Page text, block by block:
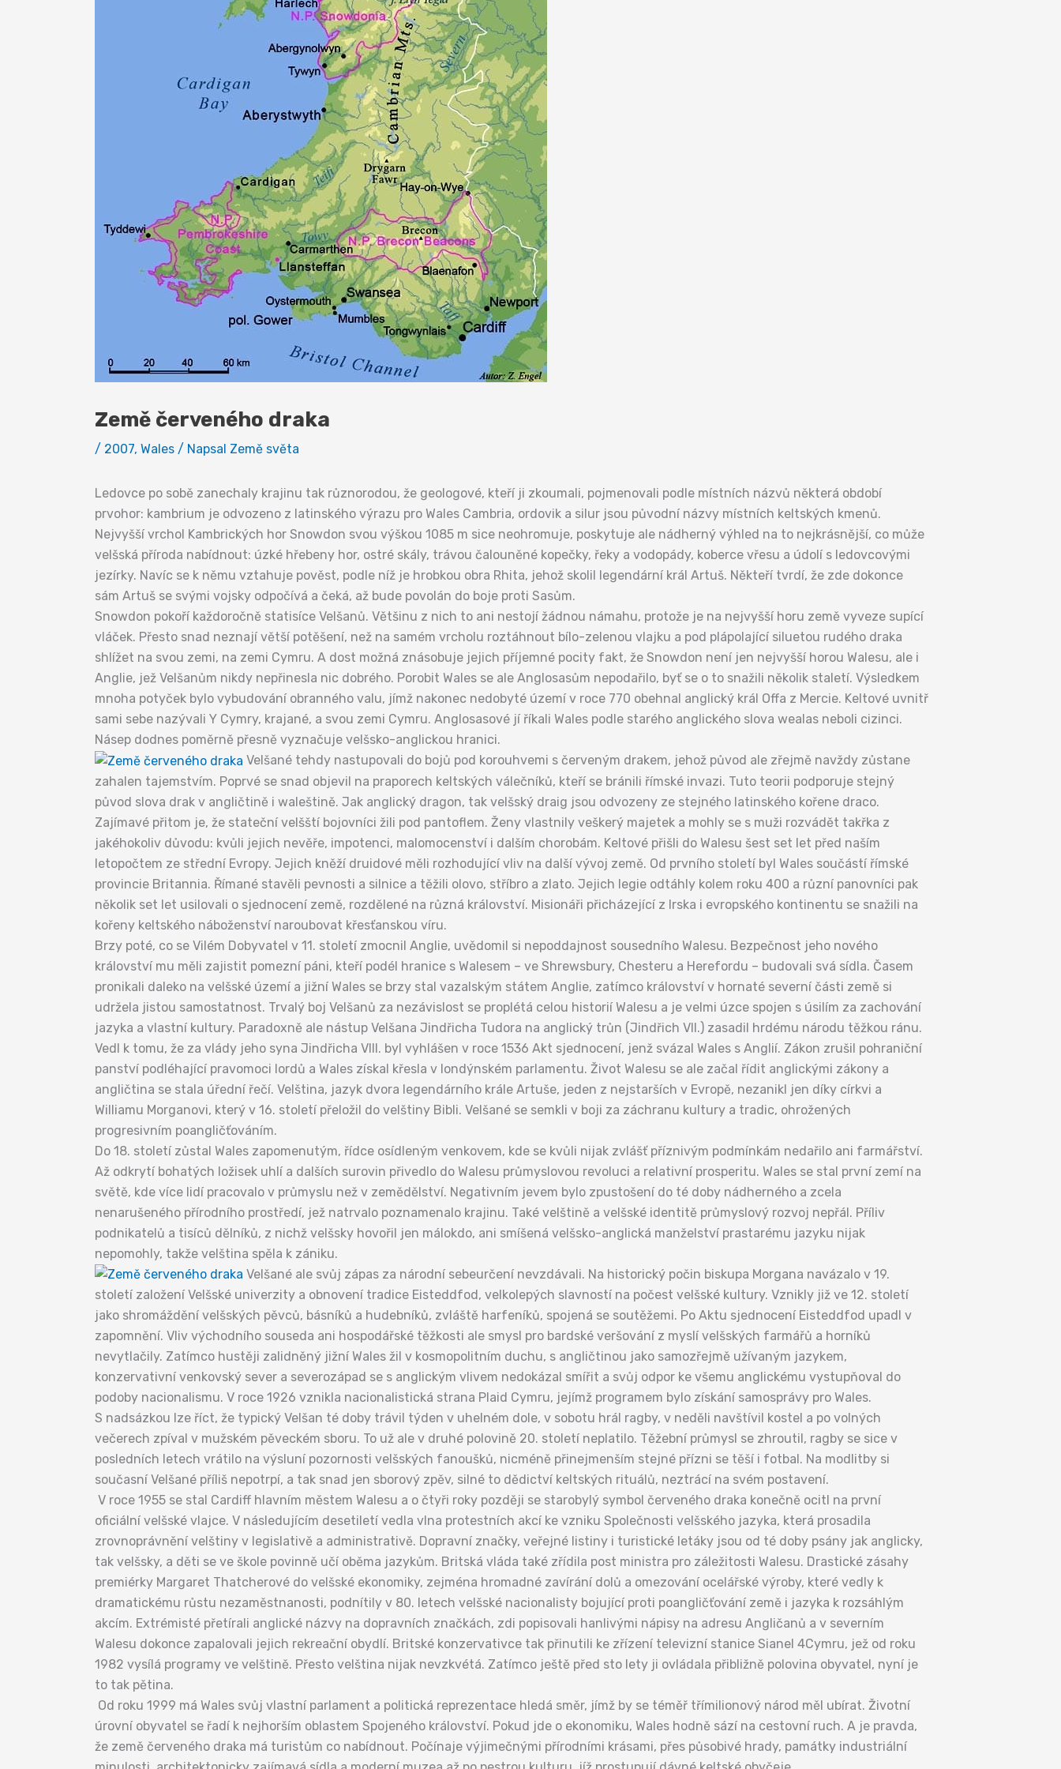
Země červeného draka
/ 2007, Wales / Napsal Země světa
Ledovce po sobě zanechaly krajinu tak různorodou, že geologové, kteří ji zkoumali, pojmenovali podle místních názvů některá období
prvohor: kambrium je odvozeno z latinského výrazu pro Wales Cambria, ordovik a silur jsou původní názvy místních keltských kmenů.
Nejvyšší vrchol Kambrických hor Snowdon svou výškou 1085 m sice neohromuje, poskytuje ale nádherný výhled na to nejkrásnější, co může
velšská příroda nabídnout: úzké hřebeny hor, ostré skály, trávou čalouněné kopečky, řeky a vodopády, koberce vřesu a údolí s ledovcovými
jezírky. Navíc se k němu vztahuje pověst, podle níž je hrobkou obra Rhita, jehož skolil legendární král Artuš. Někteří tvrdí, že zde dokonce
sám Artuš se svými vojsky odpočívá a čeká, až bude povolán do boje proti Sasům.
Snowdon pokoří každoročně statisíce Velšanů. Většinu z nich to ani nestojí žádnou námahu, protože je na nejvyšší horu země vyveze supící
vláček. Přesto snad neznají větší potěšení, než na samém vrcholu roztáhnout bílo-zelenou vlajku a pod plápolající siluetou rudého draka
shlížet na svou zemi, na zemi Cymru. A dost možná znásobuje jejich příjemné pocity fakt, že Snowdon není jen nejvyšší horou Walesu, ale i
Anglie, jež Velšanům nikdy nepřinesla nic dobrého. Porobit Wales se ale Anglosasům nepodařilo, byť se o to snažili několik staletí. Výsledkem
mnoha potyček bylo vybudování obranného valu, jímž nakonec nedobyté území v roce 770 obehnal anglický král Offa z Mercie. Keltové uvnitř
sami sebe nazývali Y Cymry, krajané, a svou zemi Cymru. Anglosasové jí říkali Wales podle starého anglického slova wealas neboli cizinci.
Násep dodnes poměrně přesně vyznačuje velšsko-anglickou hranici.
Velšané tehdy nastupovali do bojů pod korouhvemi s červeným drakem, jehož původ ale zřejmě navždy zůstane
zahalen tajemstvím. Poprvé se snad objevil na praporech keltských válečníků, kteří se bránili římské invazi. Tuto teorii podporuje stejný
původ slova drak v angličtině i waleštině. Jak anglický dragon, tak velšský draig jsou odvozeny ze stejného latinského kořene draco.
Zajímavé přitom je, že stateční velšští bojovníci žili pod pantoflem. Ženy vlastnily veškerý majetek a mohly se s muži rozvádět takřka z
jakéhokoliv důvodu: kvůli jejich nevěře, impotenci, malomocenství i dalším chorobám. Keltové přišli do Walesu šest set let před naším
letopočtem ze střední Evropy. Jejich kněží druidové měli rozhodující vliv na další vývoj země. Od prvního století byl Wales součástí římské
provincie Britannia. Římané stavěli pevnosti a silnice a těžili olovo, stříbro a zlato. Jejich legie odtáhly kolem roku 400 a různí panovníci pak
několik set let usilovali o sjednocení země, rozdělené na různá království. Misionáři přicházející z Irska i evropského kontinentu se snažili na
kořeny keltského náboženství naroubovat křesťanskou víru.
Brzy poté, co se Vilém Dobyvatel v 11. století zmocnil Anglie, uvědomil si nepoddajnost sousedního Walesu. Bezpečnost jeho nového
království mu měli zajistit pomezní páni, kteří podél hranice s Walesem – ve Shrewsbury, Chesteru a Herefordu – budovali svá sídla. Časem
pronikali daleko na velšské území a jižní Wales se brzy stal vazalským státem Anglie, zatímco království v hornaté severní části země si
udržela jistou samostatnost. Trvalý boj Velšanů za nezávislost se proplétá celou historií Walesu a je velmi úzce spojen s úsilím za zachování
jazyka a vlastní kultury. Paradoxně ale nástup Velšana Jindřicha Tudora na anglický trůn (Jindřich VII.) zasadil hrdému národu těžkou ránu.
Vedl k tomu, že za vlády jeho syna Jindřicha VIII. byl vyhlášen v roce 1536 Akt sjednocení, jenž svázal Wales s Anglií. Zákon zrušil pohraniční
panství podléhající pravomoci lordů a Wales získal křesla v londýnském parlamentu. Život Walesu se ale začal řídit anglickými zákony a
angličtina se stala úřední řečí. Velština, jazyk dvora legendárního krále Artuše, jeden z nejstarších v Evropě, nezanikl jen díky církvi a
Williamu Morganovi, který v 16. století přeložil do velštiny Bibli. Velšané se semkli v boji za záchranu kultury a tradic, ohrožených
progresivním poangličťováním.
Do 18. století zůstal Wales zapomenutým, řídce osídleným venkovem, kde se kvůli nijak zvlášť příznivým podmínkám nedařilo ani farmářství.
Až odkrytí bohatých ložisek uhlí a dalších surovin přivedlo do Walesu průmyslovou revoluci a relativní prosperitu. Wales se stal první zemí na
světě, kde více lidí pracovalo v průmyslu než v zemědělství. Negativním jevem bylo zpustošení do té doby nádherného a zcela
nenarušeného přírodního prostředí, jež natrvalo poznamenalo krajinu. Také velštině a velšské identitě průmyslový rozvoj nepřál. Příliv
podnikatelů a tisíců dělníků, z nichž velšsky hovořil jen málokdo, ani smíšená velšsko-anglická manželství prastarému jazyku nijak
nepomohly, takže velština spěla k zániku.
Velšané ale svůj zápas za národní sebeurčení nevzdávali. Na historický počin biskupa Morgana navázalo v 19.
století založení Velšské univerzity a obnovení tradice Eisteddfod, velkolepých slavností na počest velšské kultury. Vznikly již ve 12. století
jako shromáždění velšských pěvců, básníků a hudebníků, zvláště harfeníků, spojená se soutěžemi. Po Aktu sjednocení Eisteddfod upadl v
zapomnění. Vliv východního souseda ani hospodářské těžkosti ale smysl pro bardské veršování z myslí velšských farmářů a horníků
nevytlačily. Zatímco hustěji zalidněný jižní Wales žil v kosmopolitním duchu, s angličtinou jako samozřejmě užívaným jazykem,
konzervativní venkovský sever a severozápad se s anglickým vlivem nedokázal smířit a svůj odpor ke všemu anglickému vystupňoval do
podoby nacionalismu. V roce 1926 vznikla nacionalistická strana Plaid Cymru, jejímž programem bylo získání samosprávy pro Wales.
S nadsázkou lze říct, že typický Velšan té doby trávil týden v uhelném dole, v sobotu hrál ragby, v neděli navštívil kostel a po volných
večerech zpíval v mužském pěveckém sboru. To už ale v druhé polovině 20. století neplatilo. Těžební průmysl se zhroutil, ragby se sice v
posledních letech vrátilo na výsluní pozornosti velšských fanoušků, nicméně přinejmenším stejné přízni se těší i fotbal. Na modlitby si
současní Velšané příliš nepotrpí, a tak snad jen sborový zpěv, silné to dědictví keltských rituálů, neztrácí na svém postavení.
V roce 1955 se stal Cardiff hlavním městem Walesu a o čtyři roky později se starobylý symbol červeného draka konečně ocitl na první
oficiální velšské vlajce. V následujícím desetiletí vedla vlna protestních akcí ke vzniku Společnosti velšského jazyka, která prosadila
zrovnoprávnění velštiny v legislativě a administrativě. Dopravní značky, veřejné listiny i turistické letáky jsou od té doby psány jak anglicky,
tak velšsky, a děti se ve škole povinně učí oběma jazykům. Britská vláda také zřídila post ministra pro záležitosti Walesu. Drastické zásahy
premiérky Margaret Thatcherové do velšské ekonomiky, zejména hromadné zavírání dolů a omezování ocelářské výroby, které vedly k
dramatickému růstu nezaměstnanosti, podnítily v 80. letech velšské nacionalisty bojující proti poangličťování země i jazyka k rozsáhlým
akcím. Extrémisté přetírali anglické názvy na dopravních značkách, zdi popisovali hanlivými nápisy na adresu Angličanů a v severním
Walesu dokonce zapalovali jejich rekreační obydlí. Britské konzervativce tak přinutili ke zřízení televizní stanice Sianel 4Cymru, jež od roku
1982 vysílá programy ve velštině. Přesto velština nijak nevzkvétá. Zatímco ještě před sto lety ji ovládala přibližně polovina obyvatel, nyní je
to tak pětina.
Od roku 1999 má Wales svůj vlastní parlament a politická reprezentace hledá směr, jímž by se téměř třímilionový národ měl ubírat. Životní
úrovní obyvatel se řadí k nejhorším oblastem Spojeného království. Pokud jde o ekonomiku, Wales hodně sází na cestovní ruch. A je pravda,
že země červeného draka má turistům co nabídnout. Počínaje výjimečnými přírodními krásami, přes působivé hrady, památky industriální